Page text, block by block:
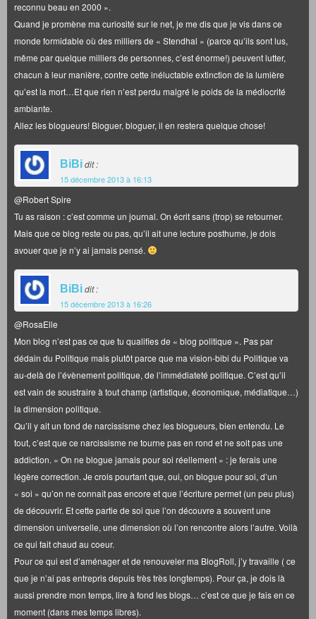
reconnu beau en 2000 ».
Quand je promène ma curiosité sur le net, je me dis que je vis dans ce
monde formidable où des milliers de « Stendhal » (parce qu’ils sont lus,
même par quelque milliers de personnes, c’est énorme!) peuvent lutter,
chacun à leur manière, contre cette inéluctable extinction de la lumière
qu’est la mort…Et que rien n’est perdu malgré le poids de la médiocrité
ambiante.
Allez les blogueurs! Bloguer, bloguer, il en restera quelque chose!
BiBidit :
15 décembre 2013 à 16:13
@Robert Spire
Tu as raison : c’est comme un journal. On écrit sans (trop) se retourner.
Mais que ce blog reste ou pas, qu’il ait une lecture posthume, je dois
avouer que je n’y ai jamais pensé.
BiBidit :
15 décembre 2013 à 16:26
@RosaElle
Mon blog n’est pas ce que tu qualifies de « blog politique ». Pas par
dédain du Politique mais plutôt parce que ma vision-bibi du Politique va
au-delà de l’évènement politique, de l’immédiateté politique. C’est qu’il
est vain de soustraire à tout champ (artistique, économique, médiatique…)
la dimension politique.
Qu’il y ait un fond de narcissisme chez les blogueurs, bien entendu. Le
tout, c’est que ce narcissisme ne tourne pas en rond et ne soit pas une
addiction. « On ne blogue jamais pour soi réellement » : je ferais une
légère correction. Je crois pourtant que, oui, on blogue pour soi, d’un
« soi » qu’on ne connaît pas encore et que l’écriture permet (un peu plus)
de découvrir. Et cette partie de soi que l’on découvre a souvent une
dimension universelle, une dimension où l’on rencontre alors l’autre. Voilà
ce qui fait chaud au coeur.
Pour ce qui est d’aménager et de renouveler ma BlogRoll, j’y travaille ( ce
que je n’ai pas entrepris depuis très très longtemps). Pour ça, je dois là
aussi prendre mon temps, lire à fond les blogs… c’est ce que je fais en ce
moment (dans mes temps libres).